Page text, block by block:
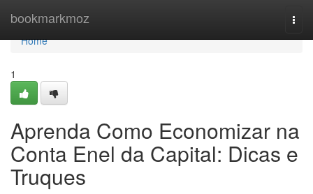
bookmarkmoz
Home
Home
1
Aprenda Como Economizar na
Conta Enel da Capital: Dicas e
Truques